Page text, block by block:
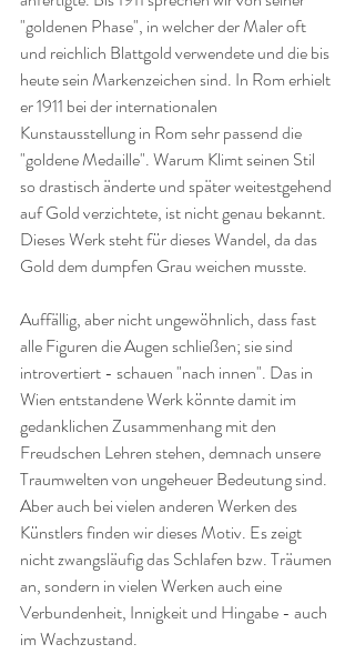
"goldenen Phase", in welcher der Maler oft
und reichlich Blattgold verwendete und die bis
heute sein Markenzeichen sind. In Rom erhielt
er 1911 bei der internationalen
Kunstausstellung in Rom sehr passend die
"goldene Medaille". Warum Klimt seinen Stil
so drastisch änderte und später weitestgehend
auf Gold verzichtete, ist nicht genau bekannt.
Dieses Werk steht für dieses Wandel, da das
Gold dem dumpfen Grau weichen musste.
Auffällig, aber nicht ungewöhnlich, dass fast
alle Figuren die Augen schließen; sie sind
introvertiert - schauen "nach innen". Das in
Wien entstandene Werk könnte damit im
gedanklichen Zusammenhang mit den
Freudschen Lehren stehen, demnach unsere
Traumwelten von ungeheuer Bedeutung sind.
Aber auch bei vielen anderen Werken des
Künstlers finden wir dieses Motiv. Es zeigt
nicht zwangsläufig das Schlafen bzw. Träumen
an, sondern in vielen Werken auch eine
Verbundenheit, Innigkeit und Hingabe - auch
im Wachzustand.